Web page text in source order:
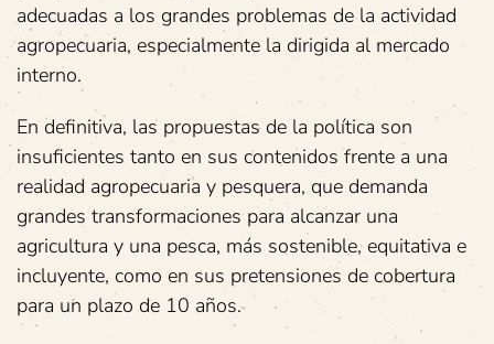
adecuadas a los grandes problemas de la actividad
agropecuaria, especialmente la dirigida al mercado
interno.
En definitiva, las propuestas de la política son
insuficientes tanto en sus contenidos frente a una
realidad agropecuaria y pesquera, que demanda
grandes transformaciones para alcanzar una
agricultura y una pesca, más sostenible, equitativa e
incluyente, como en sus pretensiones de cobertura
para un plazo de 10 años.